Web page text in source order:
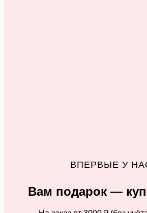
ВПЕРВЫЕ У
Вам подарок —